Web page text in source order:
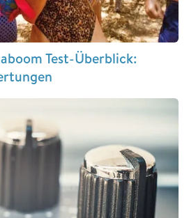
Test-Überblick: